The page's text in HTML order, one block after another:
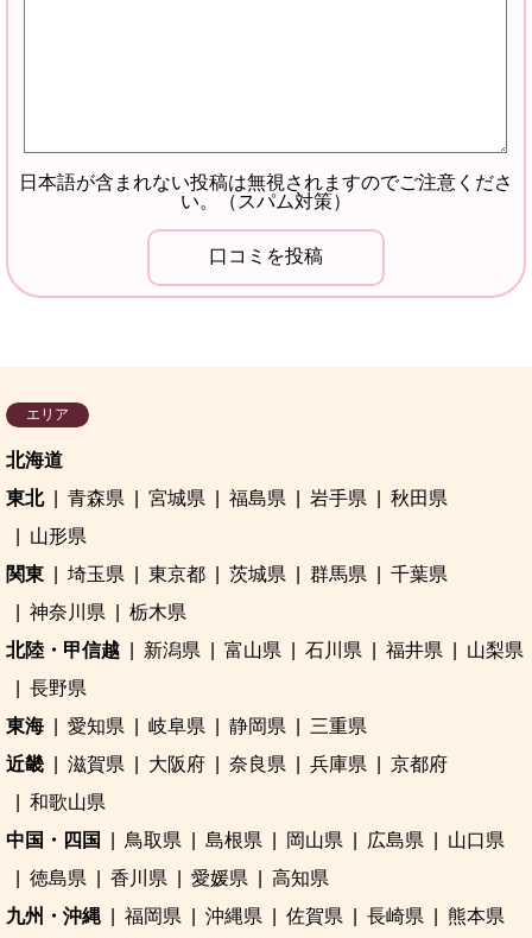
日本語が含まれない投稿は無視されますのでご注意くださ
い。（スパム対策）
エリア
北海道
東北
青森県 宮城県 福島県 岩手県
秋田県
山形県
関東
埼玉県 東京都 茨城県 群馬県
千葉県
神奈川県
栃木県
北陸・甲信越
新潟県 富山県 石川県 福井県
山梨県
長野県
東海
愛知県 岐阜県 静岡県
三重県
近畿
滋賀県 大阪府 奈良県 兵庫県
京都府
和歌山県
中国・四国
鳥取県 島根県 岡山県 広島県
山口県
徳島県
香川県 愛媛県
高知県
九州・沖縄
福岡県 沖縄県 佐賀県 長崎県
熊本県